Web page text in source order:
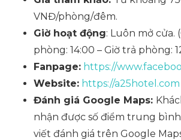
VNĐ/phòng/đêm.
Giờ hoạt động: Luôn mở cửa.
phòng: 14:00 – Giờ trả phòng:
Fanpage: https://
Website: https://a25hotel.com
Đánh giá Google Maps:
nhận được số điểm trung bình
viết đánh giá trên Google